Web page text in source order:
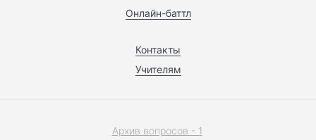
Онлайн-баттл
Контакты
Учителям
Архив вопросов - 1